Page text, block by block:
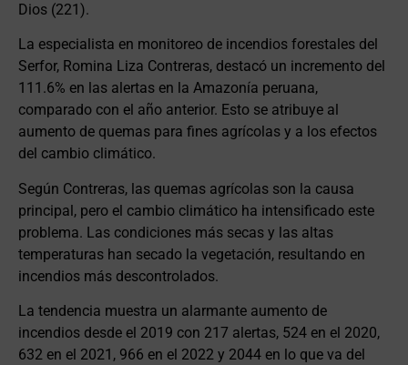
Dios (221).
La especialista en monitoreo de incendios forestales del
Serfor, Romina Liza Contreras, destacó un incremento del
111.6% en las alertas en la Amazonía peruana,
comparado con el año anterior. Esto se atribuye al
aumento de quemas para fines agrícolas y a los efectos
del cambio climático.
Según Contreras, las quemas agrícolas son la causa
principal, pero el cambio climático ha intensificado este
problema. Las condiciones más secas y las altas
temperaturas han secado la vegetación, resultando en
incendios más descontrolados.
La tendencia muestra un alarmante aumento de
incendios desde el 2019 con 217 alertas, 524 en el 2020,
632 en el 2021, 966 en el 2022 y 2044 en lo que va del